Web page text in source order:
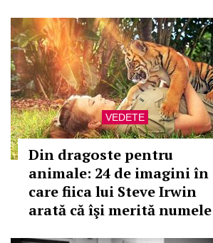
VEDETE
Din dragoste pentru
animale: 24 de imagini în
care fiica lui Steve Irwin
arată că îşi merită numele